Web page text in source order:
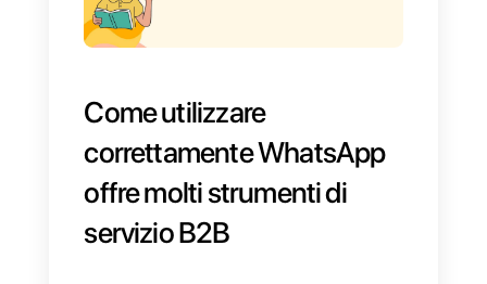
aspettative di crescita, ecc. Tutti
nella trattativa, in modo che
entrambe le parti possano
stabilire un prezzo ad entrambi
conveniente.